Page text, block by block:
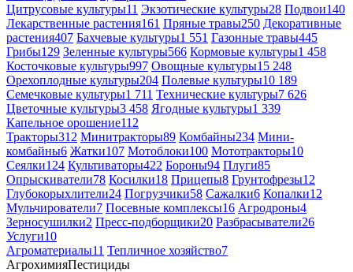
Цитрусовые культуры11 Экзотические культуры28 Подвои140
Лекарственные растения161 Пряные травы250 Декоративные
растения407 Бахчевые культуры1 551 Газонные травы445
Грибы129 Зеленные культуры566 Кормовые культуры1 458
Косточковые культуры997 Овощные культуры15 248
Орехоплодные культуры204 Полевые культуры10 189
Семечковые культуры1 711 Технические культуры7 626
Цветочные культуры3 458 Ягодные культуры1 339
Капельное орошение112
Тракторы312 Минитракторы89 Комбайны234 Мини-
комбайны6 Жатки107 Мотоблоки100 Мототракторы10
Сеялки124 Культиваторы422 Бороны94 Плуги85
Опрыскиватели78 Косилки18 Прицепы8 Грунтофрезы12
Глубокорыхлители24 Погрузчики58 Сажалки6 Копалки12
Мульчирователи7 Посевные комплексы16 Агродроны4
Зерносушилки2 Пресс-подборщики20 Разбрасыватели26
Услуги10
Агроматериалы11 Тепличное хозяйство7
АгрохимияПестициды